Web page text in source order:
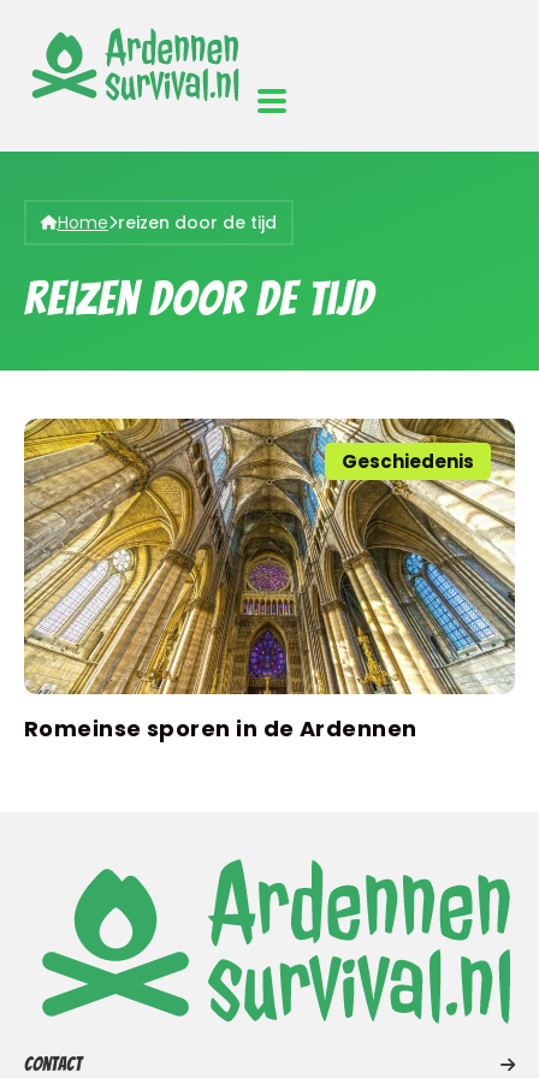
Home reizen door de tijd
reizen door de tijd
Geschiedenis
Romeinse sporen in de Ardennen
Contact